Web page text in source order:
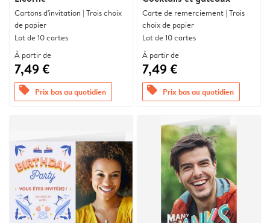
Cartons d'invitation | Trois choix
de papier
Lot de 10 cartes
À partir de
7,49 €
offers Prix bas au quotidien
Carte de remerciement | Trois
choix de papier
Lot de 10 cartes
À partir de
7,49 €
offers Prix bas au quotidien